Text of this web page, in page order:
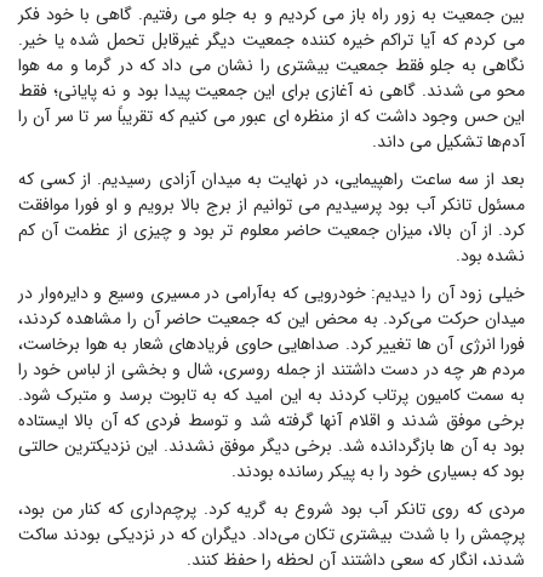
بین جمعیت به زور راه باز می کردیم و به جلو می رفتیم. گاهی با خود فکر
می کردم که آیا تراکم خیره کننده جمعیت دیگر غیرقابل تحمل شده یا خیر.
نگاهی به جلو فقط جمعیت بیشتری را نشان می داد که در گرما و مه هوا
محو می شدند. گاهی نه آغازی برای این جمعیت پیدا بود و نه پایانی؛ فقط
این حس وجود داشت که از منظره ای عبور می کنیم که تقریباً سر تا سر آن را
آدم‌ها تشکیل می داند.
بعد از سه ساعت راهپیمایی، در نهایت به میدان آزادی رسیدیم. از کسی که
مسئول تانکر آب بود پرسیدیم می توانیم از برج بالا برویم و او فورا موافقت
کرد. از آن بالا، میزان جمعیت حاضر معلوم تر بود و چیزی از عظمت آن کم
نشده بود.
خیلی زود آن را دیدیم: خودرویی که به‌آرامی در مسیری وسیع و دایره‌وار در
میدان حرکت می‌کرد. به محض این که جمعیت حاضر آن را مشاهده کردند،
فورا انرژی آن ها تغییر کرد. صداهایی حاوی فریادهای شعار به هوا برخاست،
مردم هر چه در دست داشتند از جمله روسری، شال و بخشی از لباس خود را
به سمت کامیون پرتاب کردند به این امید که به تابوت برسد و متبرک شود.
برخی موفق شدند و اقلام آنها گرفته شد و توسط فردی که آن بالا ایستاده
بود به آن ها بازگردانده شد. برخی دیگر موفق نشدند. این نزدیکترین حالتی
بود که بسیاری خود را به پیکر رسانده بودند.
مردی که روی تانکر آب بود شروع به گریه کرد. پرچم‌داری که کنار من بود،
پرچمش را با شدت بیشتری تکان می‌داد. دیگران که در نزدیکی بودند ساکت
شدند، انگار که سعی داشتند آن لحظه را حفظ کنند.